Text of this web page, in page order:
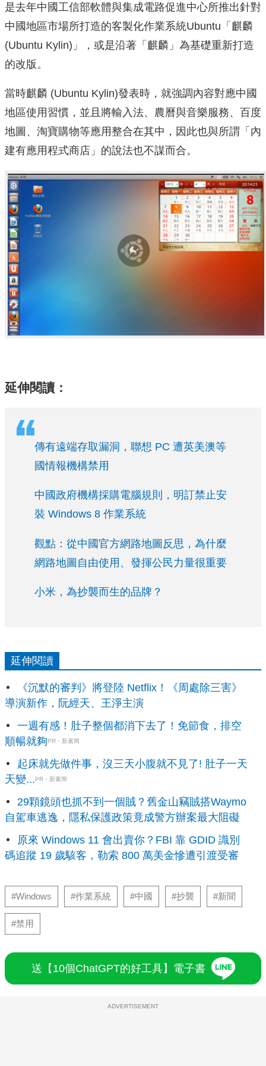
是去年中國工信部軟體與集成電路促進中心所推出針對
中國地區市場所打造的客製化作業系統Ubuntu「麒麟
(Ubuntu Kylin)」，或是沿著「麒麟」為基礎重新打造
的改版。
當時麒麟 (Ubuntu Kylin)發表時，就強調內容對應中國
地區使用習慣，並且將輸入法、農曆與音樂服務、百度
地圖、淘寶購物等應用整合在其中，因此也與所謂「內
建有應用程式商店」的說法也不謀而合。
延伸閱讀：
傳有遠端存取漏洞，聯想 PC 遭英美澳等
國情報機構禁用
中國政府機構採購電腦規則，明訂禁止安
裝 Windows 8 作業系統
觀點：從中國官方網路地圖反思，為什麼
網路地圖自由使用、發揮公民力量很重要
小米，為抄襲而生的品牌？
延伸閱讀
《沉默的審判》將登陸 Netflix！《周處除三害》
導演新作，阮經天、王淨主演
一週有感！肚子整個都消下去了！免節食，排空
順暢就夠PR・新素簡
起床就先做件事，沒三天小腹就不見了! 肚子一天
天變...PR・新素簡
29顆鏡頭也抓不到一個賊？舊金山竊賊搭Waymo
自駕車逃逸，隱私保護政策竟成警方辦案最大阻礙
原來 Windows 11 會出賣你？FBI 靠 GDID 識別
碼追蹤 19 歲駭客，勒索 800 萬美金慘遭引渡受審
#Windows #作業系統 #中國 #抄襲 #新聞
#禁用
送【10個ChatGPT的好工具】電子書
ADVERTISEMENT